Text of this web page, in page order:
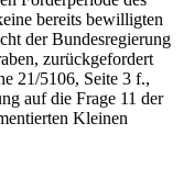
bereits bewilligten
der Bundesregierung
zurückgefordert
21/5106, Seite 3 f.,
auf die Frage 11 der
Kleinen